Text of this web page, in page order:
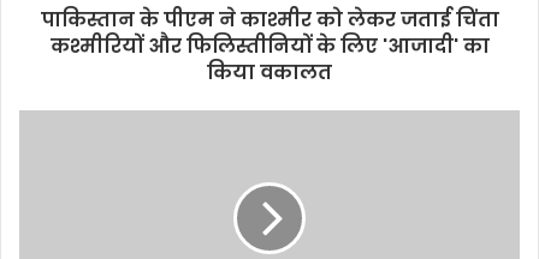
s
पाकिस्तान के पीएम ने काश्मीर को लेकर जताई चिंता
कश्मीरियों और फिलिस्तीनियों के लिए 'आजादी' का
किया वकालत